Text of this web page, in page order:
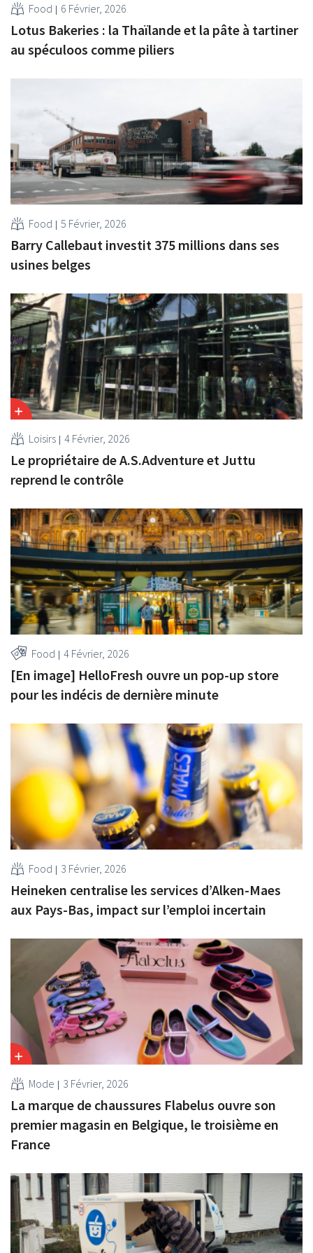
Food 6 Février, 2026
Lotus Bakeries : la Thaïlande et la pâte à tartiner
au spéculoos comme piliers
Food 5 Février, 2026
Barry Callebaut investit 375 millions dans ses
usines belges
Loisirs 4 Février, 2026
Le propriétaire de A.S.Adventure et Juttu
reprend le contrôle
Food 4 Février, 2026
[En image] HelloFresh ouvre un pop-up store
pour les indécis de dernière minute
Food 3 Février, 2026
Heineken centralise les services d’Alken-Maes
aux Pays-Bas, impact sur l’emploi incertain
Mode 3 Février, 2026
La marque de chaussures Flabelus ouvre son
premier magasin en Belgique, le troisième en
France